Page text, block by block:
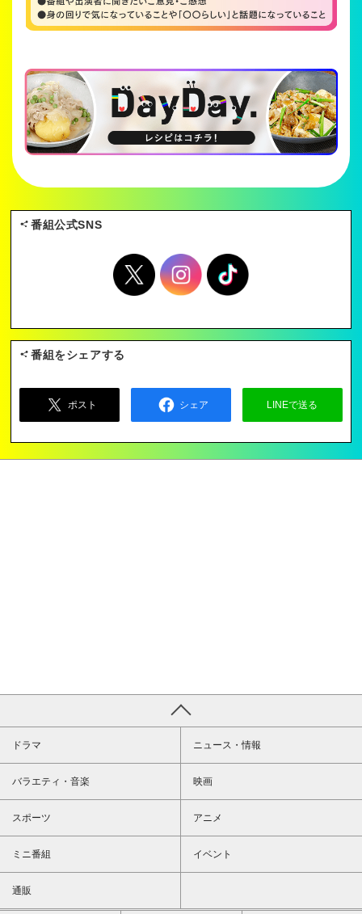
番組公式SNS
番組をシェアする
ポスト シェア LINEで送る
ドラマ ニュース・情報
バラエティ・音楽 映画
スポーツ アニメ
ミニ番組 イベント
通販